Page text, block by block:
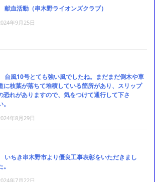
献血活動（串木野ライオンズクラブ）
年9月25日
台風10号とても強い風でしたね。まだまだ倒木や車
に枝葉が落ちて堆積している箇所があり、スリップ
恐れがありますので、気をつけて通行して下さ
。
年8月29日
いちき串木野市より優良工事表彰をいただきまし
。
年7月22日